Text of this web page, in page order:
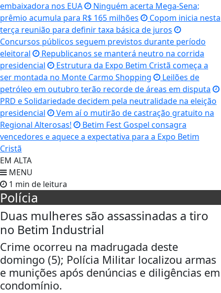
embaixadora nos EUA
Ninguém acerta Mega-Sena;
prêmio acumula para R$ 165 milhões
Copom inicia nesta
terça reunião para definir taxa básica de juros
Concursos públicos seguem previstos durante período
eleitoral
Republicanos se manterá neutro na corrida
presidencial
Estrutura da Expo Betim Cristã começa a
ser montada no Monte Carmo Shopping
Leilões de
petróleo em outubro terão recorde de áreas em disputa
PRD e Solidariedade decidem pela neutralidade na eleição
presidencial
Vem aí o mutirão de castração gratuito na
Regional Alterosas!
Betim Fest Gospel consagra
vencedores e aquece a expectativa para a Expo Betim
Cristã
EM ALTA
MENU
1 min de leitura
Polícia
Duas mulheres são assassinadas a tiro
no Betim Industrial
Crime ocorreu na madrugada deste
domingo (5); Polícia Militar localizou armas
e munições após denúncias e diligências em
condomínio.